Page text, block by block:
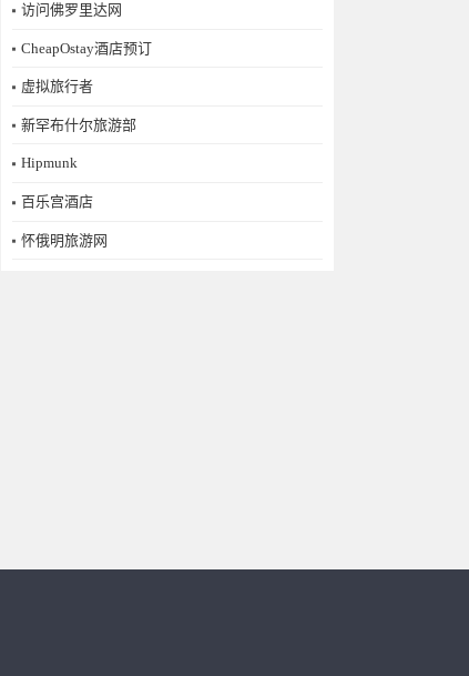
访问佛罗里达网
CheapOstay酒店预订
虚拟旅行者
新罕布什尔旅游部
Hipmunk
百乐宫酒店
怀俄明旅游网